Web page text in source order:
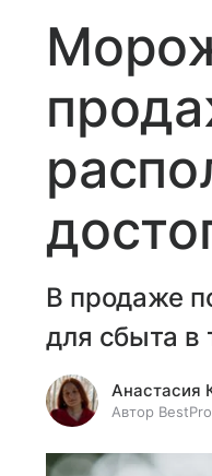
В продаже
для сбыта в
Анастасия
Автор